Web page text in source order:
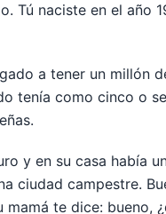
Tú naciste en el año
a tener un millón
tenía como cinco o
y en su casa había
ciudad campestre.
te dice: bueno,